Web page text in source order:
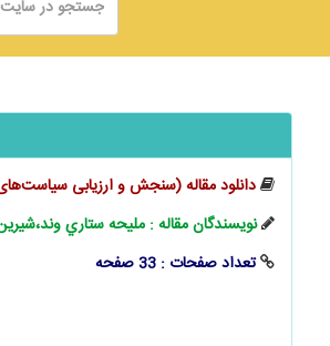
دانلود مقاله (سنجش و ارزیابی
نویسندگان مقاله : مليحه ستاري
تعداد صفحات : 33 صفحه